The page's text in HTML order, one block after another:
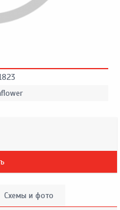
Схемы и фото